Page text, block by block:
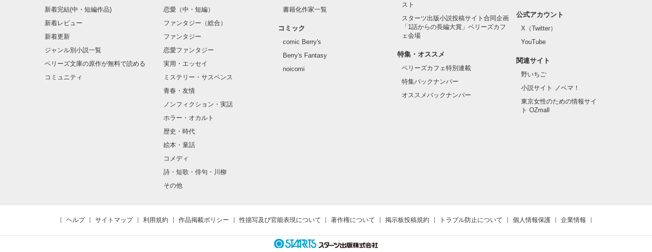
新着完結(中・短編作品)
新着レビュー
新着更新
ジャンル別小説一覧
ベリーズ文庫の原作が無料で読める
コミュニティ
恋愛（中・短編）
ファンタジー（総合）
ファンタジー
恋愛ファンタジー
実用・エッセイ
ミステリー・サスペンス
青春・友情
ノンフィクション・実話
ホラー・オカルト
歴史・時代
絵本・童話
コメディ
詩・短歌・俳句・川柳
その他
書籍化作家一覧
コミック
comic Berry's
Berry's Fantasy
noicomi
スト
スターツ出版小説投稿サイト合同企画
「1話からの長編大賞」ベリーズカフ
ェ会場
特集・オススメ
ベリーズカフェ特別連載
特集バックナンバー
オススメバックナンバー
公式アカウント
X（Twitter）
YouTube
関連サイト
野いちご
小説サイト ノベマ！
東京女性のための情報サイ
ト OZmall
ヘルプ サイトマップ 利用規約 作品掲載ポリシー 性描写及び官能表現について 著作権について 掲示板投稿規約 トラブル防止について 個人情報保護 企業情報